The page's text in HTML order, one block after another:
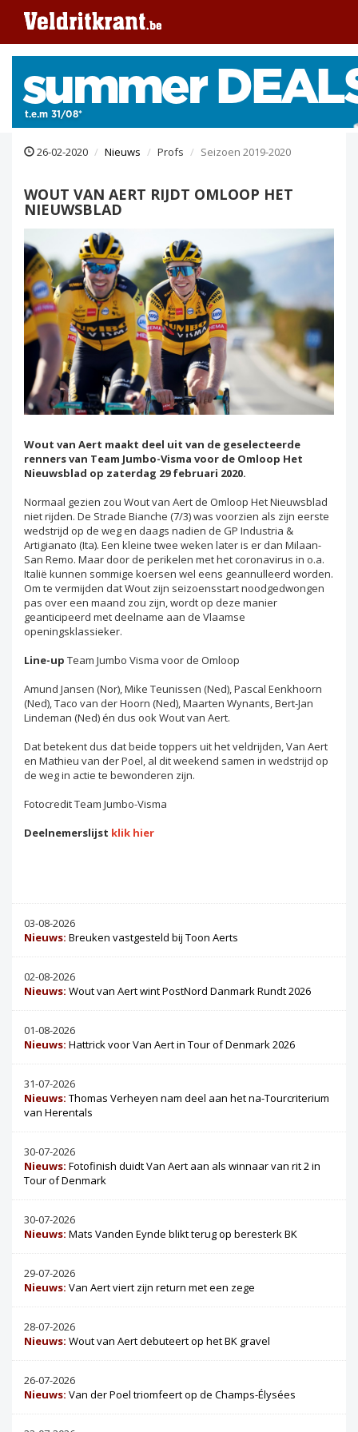
26-02-2020 Nieuws Profs Seizoen 2019-2020
WOUT VAN AERT RIJDT OMLOOP HET
NIEUWSBLAD
Wout van Aert maakt deel uit van de geselecteerde
renners van Team Jumbo-Visma voor de Omloop Het
Nieuwsblad op zaterdag 29 februari 2020.
Normaal gezien zou Wout van Aert de Omloop Het Nieuwsblad
niet rijden. De Strade Bianche (7/3) was voorzien als zijn eerste
wedstrijd op de weg en daags nadien de GP Industria &
Artigianato (Ita). Een kleine twee weken later is er dan Milaan-
San Remo. Maar door de perikelen met het coronavirus in o.a.
Italië kunnen sommige koersen wel eens geannulleerd worden.
Om te vermijden dat Wout zijn seizoensstart noodgedwongen
pas over een maand zou zijn, wordt op deze manier
geanticipeerd met deelname aan de Vlaamse
openingsklassieker.
Line-up Team Jumbo Visma voor de Omloop
Amund Jansen (Nor), Mike Teunissen (Ned), Pascal Eenkhoorn
(Ned), Taco van der Hoorn (Ned), Maarten Wynants, Bert-Jan
Lindeman (Ned) én dus ook Wout van Aert.
Dat betekent dus dat beide toppers uit het veldrijden, Van Aert
en Mathieu van der Poel, al dit weekend samen in wedstrijd op
de weg in actie te bewonderen zijn.
Fotocredit Team Jumbo-Visma
Deelnemerslijst klik hier
03-08-2026
Nieuws: Breuken vastgesteld bij Toon Aerts
02-08-2026
Nieuws: Wout van Aert wint PostNord Danmark Rundt 2026
01-08-2026
Nieuws: Hattrick voor Van Aert in Tour of Denmark 2026
31-07-2026
Nieuws: Thomas Verheyen nam deel aan het na-Tourcriterium
van Herentals
30-07-2026
Nieuws: Fotofinish duidt Van Aert aan als winnaar van rit 2 in
Tour of Denmark
30-07-2026
Nieuws: Mats Vanden Eynde blikt terug op beresterk BK
29-07-2026
Nieuws: Van Aert viert zijn return met een zege
28-07-2026
Nieuws: Wout van Aert debuteert op het BK gravel
26-07-2026
Nieuws: Van der Poel triomfeert op de Champs-Élysées